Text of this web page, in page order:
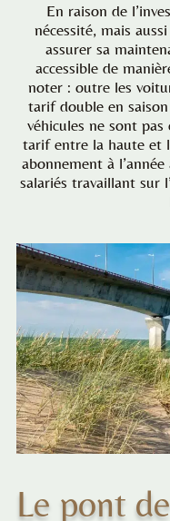
En raison de
nécessité, mais
assurer sa
accessible de
noter : outre les
tarif double en
véhicules ne sont
tarif entre la haute et
abonnement à
salariés travaillant sur
Le pont